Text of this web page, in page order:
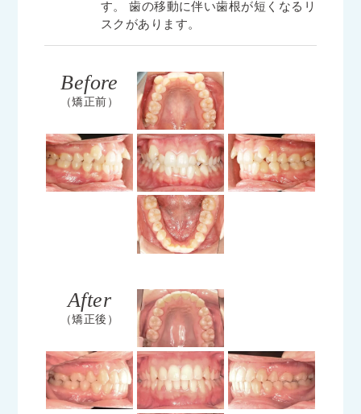
す。 歯の移動に伴い歯根が短くなるリ
スクがあります。
Before
（矯正前）
After
（矯正後）